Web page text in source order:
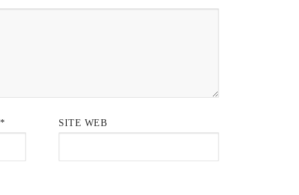
* SITE WEB